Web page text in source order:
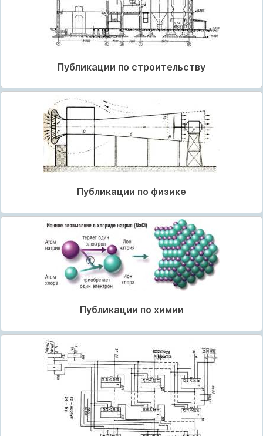
Публикации по строительству
Публикации по физике
Публикации по химии